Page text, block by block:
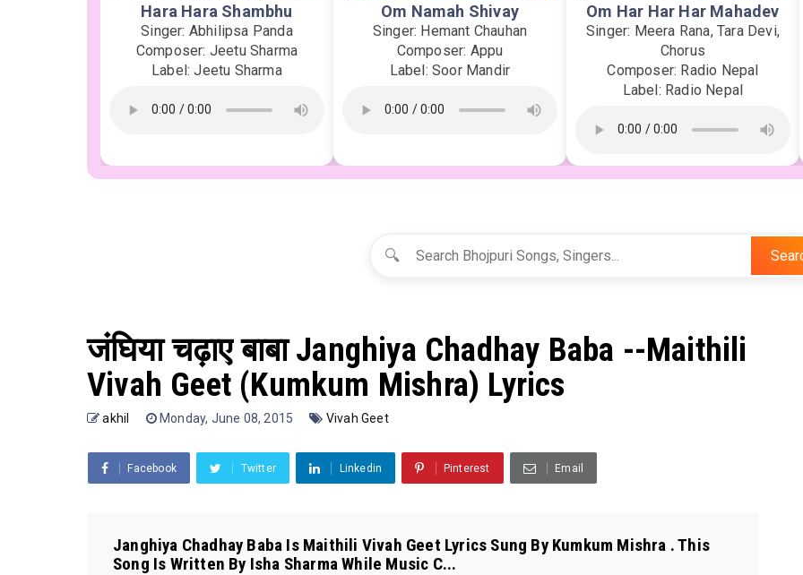
Hara Hara Shambhu
Singer: Abhilipsa Panda
Composer: Jeetu Sharma
Label: Jeetu Sharma
Om Namah Shivay
Singer: Hemant Chauhan
Composer: Appu
Label: Soor Mandir
Om Har Har Har Mahadev
Singer: Meera Rana, Tara Devi,
Chorus
Composer: Radio Nepal
Label: Radio Nepal
🔍
जंघिया चढ़ाए बाबा Janghiya Chadhay Baba --Maithili
Vivah Geet (Kumkum Mishra) Lyrics
akhil Monday, June 08, 2015 Vivah Geet
Facebook Twitter Linkedin Pinterest Email
Janghiya Chadhay Baba Is Maithili Vivah Geet Lyrics Sung By Kumkum Mishra . This
Song Is Written By Isha Sharma While Music C...